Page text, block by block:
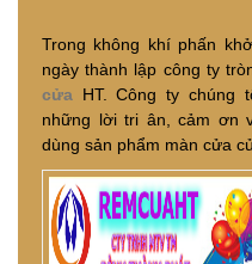
Trong không khí phấn
ngày thành lập công ty
cửa HT. Công ty chúng
những lời tri ân, cảm ơn
dùng sản phẩm màn cửa